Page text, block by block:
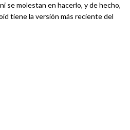
se molestan en hacerlo, y de hecho,
tiene la versión más reciente del